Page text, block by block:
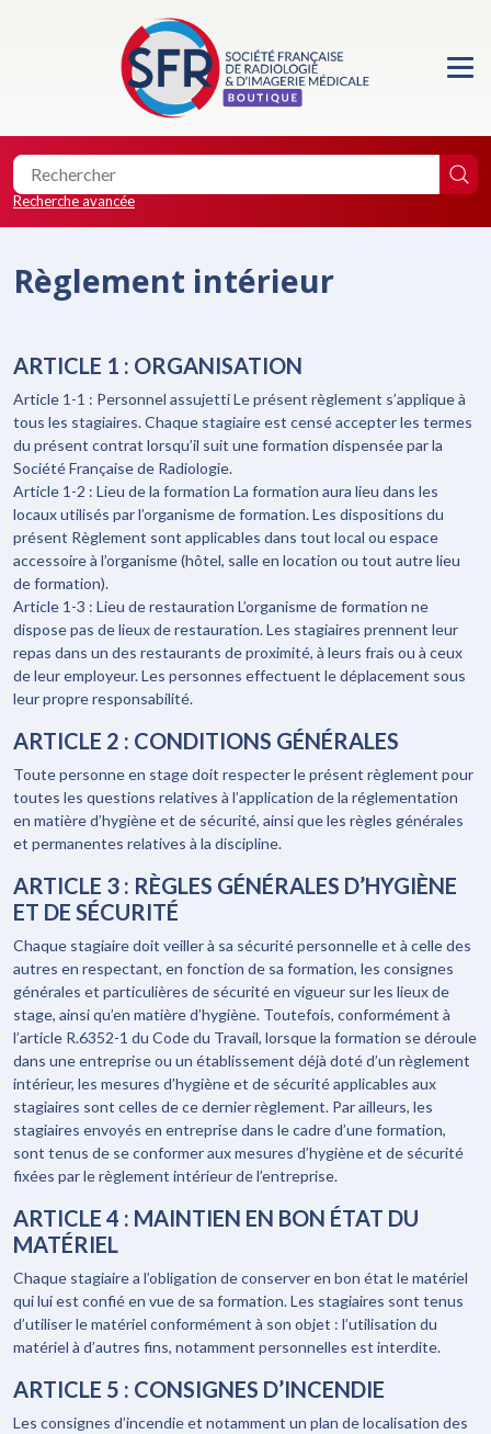
Accueil
Formations
Location de salle
0
Recherche avancée
Règlement intérieur
ARTICLE 1 : ORGANISATION
Article 1-1 : Personnel assujetti Le présent règlement s’applique à
tous les stagiaires. Chaque stagiaire est censé accepter les termes
du présent contrat lorsqu’il suit une formation dispensée par la
Société Française de Radiologie.
Article 1-2 : Lieu de la formation La formation aura lieu dans les
locaux utilisés par l’organisme de formation. Les dispositions du
présent Règlement sont applicables dans tout local ou espace
accessoire à l’organisme (hôtel, salle en location ou tout autre lieu
de formation).
Article 1-3 : Lieu de restauration L’organisme de formation ne
dispose pas de lieux de restauration. Les stagiaires prennent leur
repas dans un des restaurants de proximité, à leurs frais ou à ceux
de leur employeur. Les personnes effectuent le déplacement sous
leur propre responsabilité.
ARTICLE 2 : CONDITIONS GÉNÉRALES
Toute personne en stage doit respecter le présent règlement pour
toutes les questions relatives à l’application de la réglementation
en matière d’hygiène et de sécurité, ainsi que les règles générales
et permanentes relatives à la discipline.
ARTICLE 3 : RÈGLES GÉNÉRALES D’HYGIÈNE
ET DE SÉCURITÉ
Chaque stagiaire doit veiller à sa sécurité personnelle et à celle des
autres en respectant, en fonction de sa formation, les consignes
générales et particulières de sécurité en vigueur sur les lieux de
stage, ainsi qu’en matière d’hygiène. Toutefois, conformément à
l’article R.6352-1 du Code du Travail, lorsque la formation se déroule
dans une entreprise ou un établissement déjà doté d’un règlement
intérieur, les mesures d’hygiène et de sécurité applicables aux
stagiaires sont celles de ce dernier règlement. Par ailleurs, les
stagiaires envoyés en entreprise dans le cadre d’une formation,
sont tenus de se conformer aux mesures d’hygiène et de sécurité
fixées par le règlement intérieur de l’entreprise.
ARTICLE 4 : MAINTIEN EN BON ÉTAT DU
MATÉRIEL
Chaque stagiaire a l’obligation de conserver en bon état le matériel
qui lui est confié en vue de sa formation. Les stagiaires sont tenus
d’utiliser le matériel conformément à son objet : l’utilisation du
matériel à d’autres fins, notamment personnelles est interdite.
ARTICLE 5 : CONSIGNES D’INCENDIE
Les consignes d’incendie et notamment un plan de localisation des